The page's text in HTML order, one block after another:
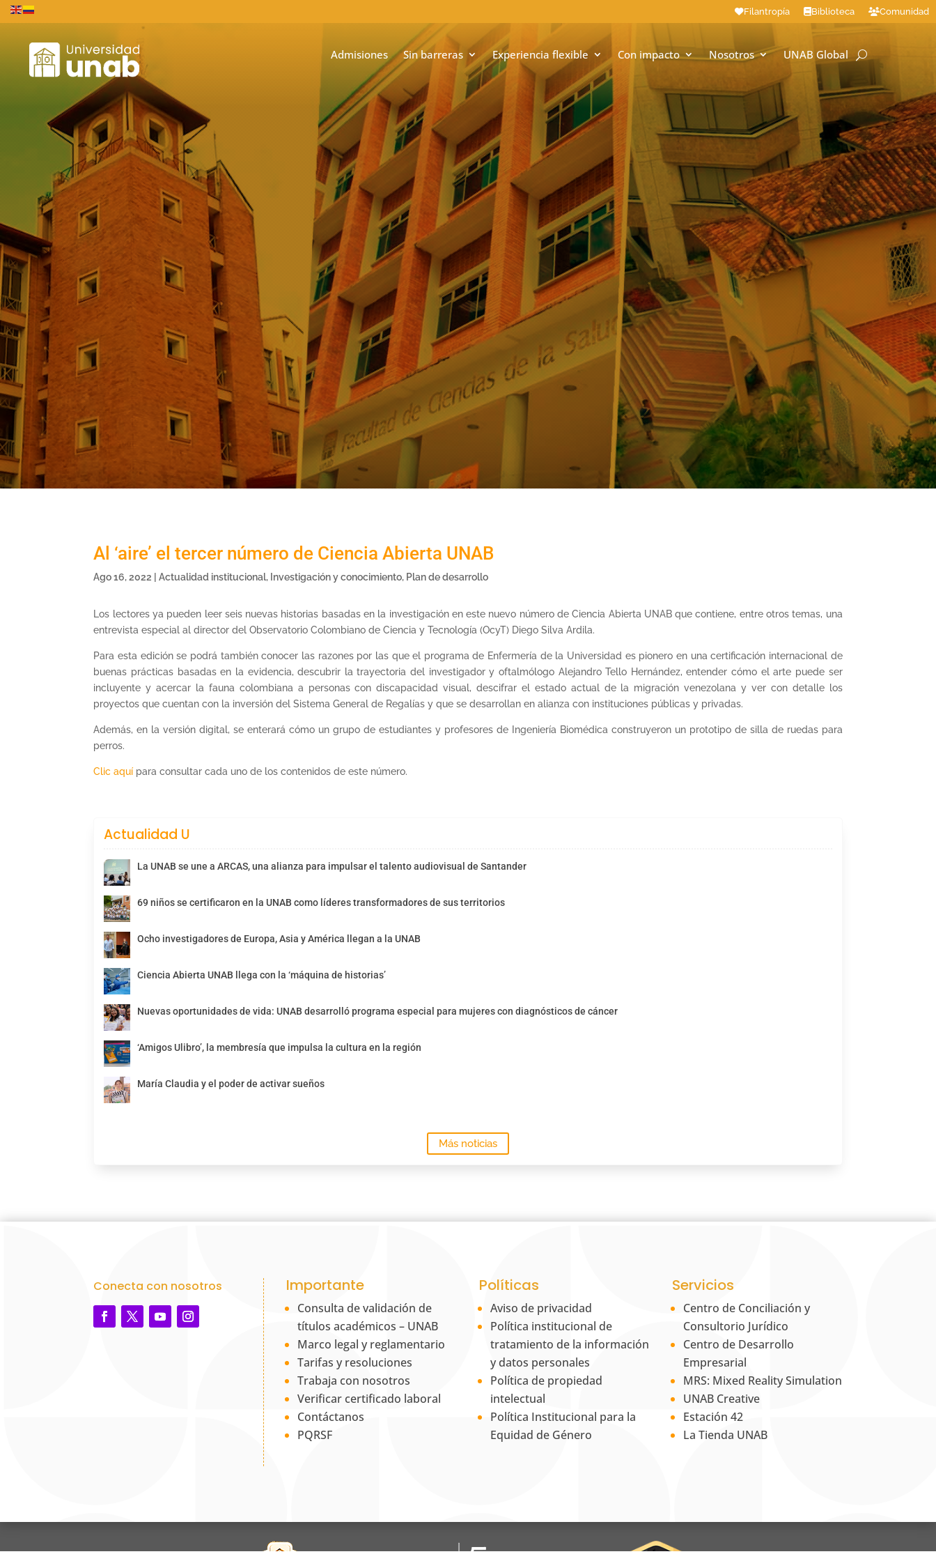
Filantropía Biblioteca Comunidad
Admisiones Sin barreras Experiencia flexible Con impacto Nosotros UNAB Global
Al ‘aire’ el tercer número de Ciencia Abierta UNAB
Ago 16, 2022 |Actualidad institucional, Investigación y conocimiento, Plan de desarrollo
Los lectores ya pueden leer seis nuevas historias basadas en la investigación en este nuevo número de Ciencia Abierta UNAB que contiene, entre otros temas, una
entrevista especial al director del Observatorio Colombiano de Ciencia y Tecnología (OcyT) Diego Silva Ardila.
Para esta edición se podrá también conocer las razones por las que el programa de Enfermería de la Universidad es pionero en una certificación internacional de
buenas prácticas basadas en la evidencia, descubrir la trayectoria del investigador y oftalmólogo Alejandro Tello Hernández, entender cómo el arte puede ser
incluyente y acercar la fauna colombiana a personas con discapacidad visual, descifrar el estado actual de la migración venezolana y ver con detalle los
proyectos que cuentan con la inversión del Sistema General de Regalías y que se desarrollan en alianza con instituciones públicas y privadas.
Además, en la versión digital, se enterará cómo un grupo de estudiantes y profesores de Ingeniería Biomédica construyeron un prototipo de silla de ruedas para
perros.
Clic aquí para consultar cada uno de los contenidos de este número.
Actualidad U
La UNAB se une a ARCAS, una alianza para impulsar el talento audiovisual de Santander
69 niños se certificaron en la UNAB como líderes transformadores de sus territorios
Ocho investigadores de Europa, Asia y América llegan a la UNAB
Ciencia Abierta UNAB llega con la ‘máquina de historias’
Nuevas oportunidades de vida: UNAB desarrolló programa especial para mujeres con diagnósticos de cáncer
‘Amigos Ulibro’, la membresía que impulsa la cultura en la región
María Claudia y el poder de activar sueños
Más noticias
Conecta con nosotros Importante
Consulta de validación de
títulos académicos – UNAB
Marco legal y reglamentario
Tarifas y resoluciones
Trabaja con nosotros
Verificar certificado laboral
Contáctanos
PQRSF
Políticas
Aviso de privacidad
Política institucional de
tratamiento de la información
y datos personales
Política de propiedad
intelectual
Política Institucional para la
Equidad de Género
Servicios
Centro de Conciliación y
Consultorio Jurídico
Centro de Desarrollo
Empresarial
MRS: Mixed Reality Simulation
UNAB Creative
Estación 42
La Tienda UNAB